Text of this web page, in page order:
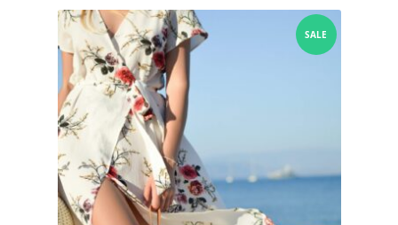
SALE